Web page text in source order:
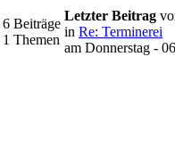
6 Beiträge
1 Themen
Letzter Beitrag
in Re: Terminerei
am Donnerstag -